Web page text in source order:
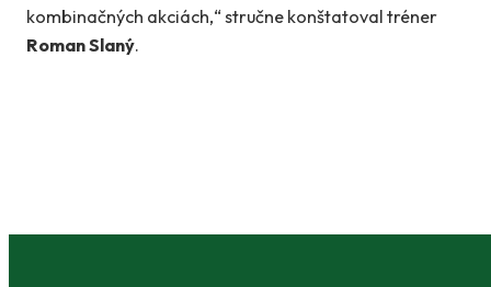
kombinačných akciách,“ stručne konštatoval tréner
Roman Slaný.